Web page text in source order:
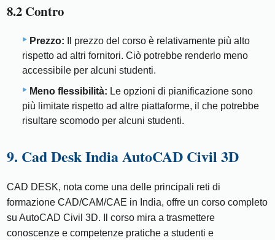
8.2 Contro
Prezzo: Il prezzo del corso è relativamente più alto
rispetto ad altri fornitori. Ciò potrebbe renderlo meno
accessibile per alcuni studenti.
Meno flessibilità: Le opzioni di pianificazione sono
più limitate rispetto ad altre piattaforme, il che potrebbe
risultare scomodo per alcuni studenti.
9. Cad Desk India AutoCAD Civil 3D
CAD DESK, nota come una delle principali reti di
formazione CAD/CAM/CAE in India, offre un corso completo
su AutoCAD Civil 3D. Il corso mira a trasmettere
conoscenze e competenze pratiche a studenti e